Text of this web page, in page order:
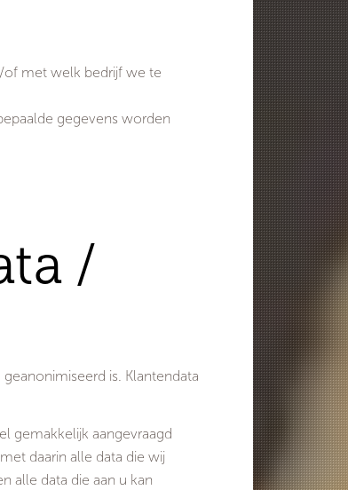
of met welk bedrijf we te
gegevens worden
/
is. Klantendata
gemakkelijk aangevraagd
daarin alle data die wij
alle data die aan u kan